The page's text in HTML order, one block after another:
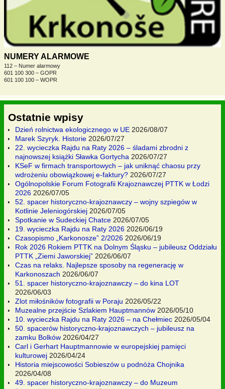
NUMERY ALARMOWE
112 – Numer alarmowy
601 100 300 – GOPR
601 100 100 – WOPR
Ostatnie wpisy
Dzień rolnictwa ekologicznego w UE 2026/08/07
Marek Szyryk. Historie 2026/07/27
22. wycieczka Rajdu na Raty 2026 – śladami zbrodni z
najnowszej książki Sławka Gortycha 2026/07/27
KSeF w firmach transportowych – jak uniknąć chaosu przy
wdrożeniu obowiązkowej e-faktury? 2026/07/27
Ogólnopolskie Forum Fotografii Krajoznawczej PTTK w Łodzi
2026 2026/07/05
52. spacer historyczno-krajoznawczy – wojny szpiegów w
Kotlinie Jeleniogórskiej 2026/07/05
Spotkanie w Sudeckiej Chatce 2026/07/05
19. wycieczka Rajdu na Raty 2026 2026/06/19
Czasopismo „Karkonosze” 2/2026 2026/06/19
Rok 2026 Rokiem PTTK na Dolnym Śląsku – jubileusz Oddziału
PTTK „Ziemi Jaworskiej” 2026/06/07
Czas na relaks. Najlepsze sposoby na regenerację w
Karkonoszach 2026/06/07
51. spacer historyczno-krajoznawczy – do kina LOT
2026/06/03
Zlot miłośników fotografii w Poraju 2026/05/22
Muzealne przejście Szlakiem Hauptmannów 2026/05/10
10. wycieczka Rajdu na Raty 2026 – na Chełmiec 2026/05/04
50. spacerów historyczno-krajoznawczych – jubileusz na
zamku Bolków 2026/04/27
Carl i Gerhart Hauptmannowie w europejskiej pamięci
kulturowej 2026/04/24
Historia miejscowości Sobieszów u podnóża Chojnika
2026/04/08
49. spacer historyczno-krajoznawczy – do Muzeum